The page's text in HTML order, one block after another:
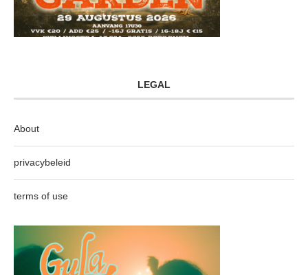
LEGAL
About
privacybeleid
terms of use